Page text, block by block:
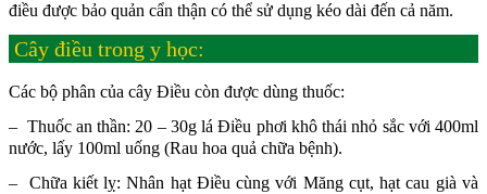
điều được bảo quản cẩn thận có thể sử dụng kéo dài đến cả năm.
Cây điều trong y học:
Các bộ phân của cây Điều còn được dùng thuốc:
– Thuốc an thần: 20 – 30g lá Điều phơi khô thái nhỏ sắc với 400ml
nước, lấy 100ml uống (Rau hoa quả chữa bệnh).
– Chữa kiết lỵ: Nhân hạt Điều cùng với Măng cụt, hạt cau già và